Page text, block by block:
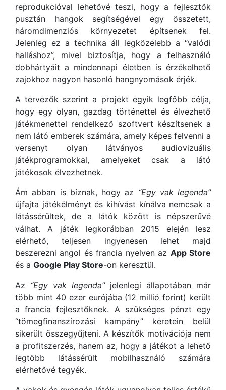
reprodukcióval lehetővé teszi, hogy a fejlesztők
pusztán hangok segítségével egy összetett,
háromdimenziós környezetet építsenek fel.
Jelenleg ez a technika áll legközelebb a “valódi
halláshoz”, mivel biztosítja, hogy a felhasználó
dobhártyáit a mindennapi életben is érzékelhető
zajokhoz nagyon hasonló hangnyomások érjék.
A tervezők szerint a projekt egyik legfőbb célja,
hogy egy olyan, gazdag történettel és élvezhető
játékmenettel rendelkező szoftvert készítsenek a
nem látó emberek számára, amely képes felvenni a
versenyt olyan látványos audiovizuális
játékprogramokkal, amelyeket csak a látó
játékosok élvezhetnek.
Ám abban is bíznak, hogy az “Egy vak legenda”
újfajta játékélményt és kihívást kínálva nemcsak a
látássérültek, de a látók között is népszerűvé
válhat. A játék legkorábban 2015 elején lesz
elérhető, teljesen ingyenesen lehet majd
beszerezni angol és francia nyelven az App Store
és a Google Play Store-on keresztül.
Az “Egy vak legenda”jelenlegi állapotában már
több mint 40 ezer eurójába (12 millió forint) került
a francia fejlesztőknek. A szükséges pénzt egy
“tömegfinanszírozási kampány” keretein belül
sikerült összegyűjteni. A készítők motivációja nem
a profitszerzés, hanem az, hogy a játékot a lehető
legtöbb látássérült mobilhasználó számára
elérhetővé tegyék.